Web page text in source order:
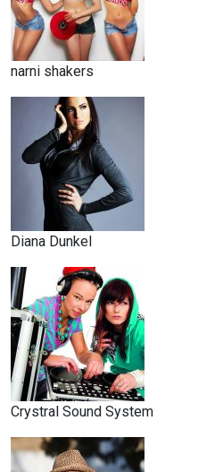
narni shakers
Diana Dunkel
Crystral Sound System